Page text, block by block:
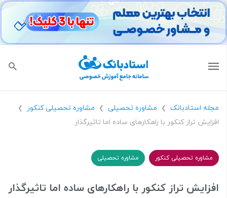
مجله استادبانک ❯ مشاوره تحصیلی ❯ مشاوره تحصیلی کنکور ❯
افزایش تراز کنکور با راهکارهای ساده اما تاثیرگذار
مشاوره تحصیلی مشاوره تحصیلی کنکور
افزایش تراز کنکور با راهکارهای ساده اما تاثیرگذار